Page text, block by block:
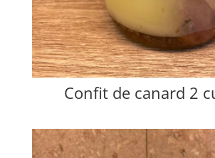
Confit de canard 2